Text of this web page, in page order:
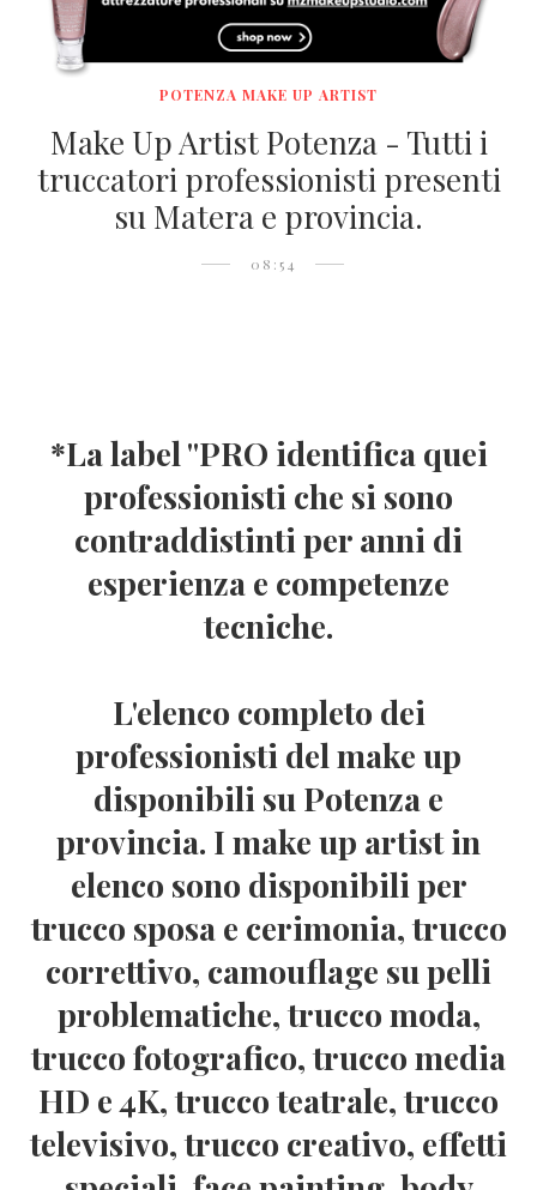
POTENZA MAKE UP ARTIST
Make Up Artist Potenza - Tutti i
truccatori professionisti presenti
su Matera e provincia.
08:54
*La label "PRO identifica quei
professionisti che si sono
contraddistinti per anni di
esperienza e competenze
tecniche.
L'elenco completo dei
professionisti del make up
disponibili su Potenza e
provincia. I make up artist in
elenco sono disponibili per
trucco sposa e cerimonia, trucco
correttivo, camouflage su pelli
problematiche, trucco moda,
trucco fotografico, trucco media
HD e 4K, trucco teatrale, trucco
televisivo, trucco creativo, effetti